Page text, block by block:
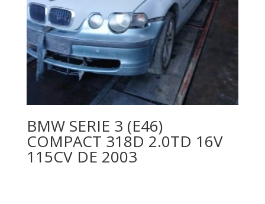
BMW SERIE 3 (E46)
COMPACT 318D 2.0TD 16V
115CV DE 2003